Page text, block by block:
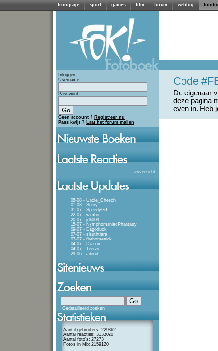
frontpage sport games film forum weblog
Inloggen:
Username:
Password:
Geen account ? Registreer nu
Pass kwijt ? Laat het forum mailen
»overzicht
06-08 - Uncle_Cheech
01-08 - Soury
31-07 - SpeedyGJ
22-07 - wimbo
20-07 - jdh009
15-07 - NymphomaniacPhantasy
09-07 - Dagoduck
07-07 - sleuthtiara
07-07 - firehomesick
04-07 - Divcom
04-07 - Teerzii
29-06 - Jdood
Gedetailleerd zoeken
Aantal gebruikers: 229362
Aantal reacties: 3133020
Aantal foto's: 27273
Foto's in Mb: 2159120
Code
De eigenaar
deze pagina
even in. Heb